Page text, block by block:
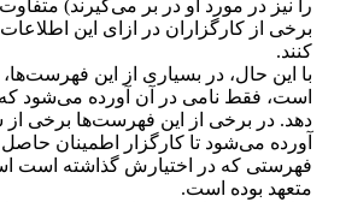
را نیز در مورد او در بر می‌گیرند)
برخی از کارگزاران در ازای این
کنند.
با این حال، در بسیاری از این
است، فقط نامی در آن آورده می‌شود
دهد. در برخی از این فهرست‌ها برخی
آورده می‌شود تا کارگزار اطمینان
فهرستی که در اختیارش گذاشته است
متعهد بوده است.